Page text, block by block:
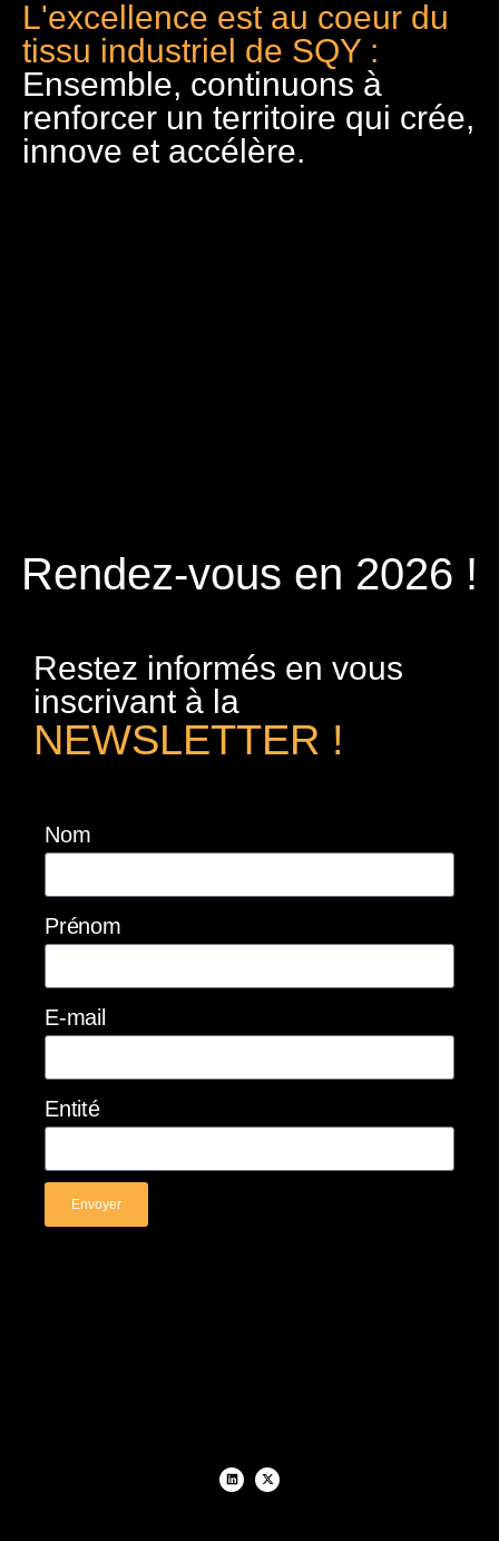
L'excellence est au coeur du
tissu industriel de SQY :
Ensemble, continuons à
renforcer un territoire qui crée,
innove et accélère.
Rendez-vous en 2026 !
Restez informés en vous
inscrivant à la
NEWSLETTER !
Nom
Prénom
E-mail
Entité
Envoyer